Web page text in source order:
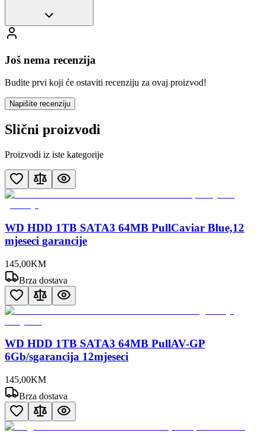
Još nema recenzija
Budite prvi koji će ostaviti recenziju za ovaj proizvod!
Napišite recenziju
Slični proizvodi
Proizvodi iz iste kategorije
WD HDD 1TB SATA3 64MB PullCaviar Blue,12
mjeseci garancije
145,00KM
Brza dostava
WD HDD 1TB SATA3 64MB PullAV-GP
6Gb/sgarancija 12mjeseci
145,00KM
Brza dostava